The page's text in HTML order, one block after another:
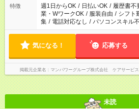
特徴 週1日からOK / 日払いOK / 履歴書不
業・WワークOK / 服装自由 / シフト
集 / 電話対応なし / パソコンスキル
気になる！ 応募する
掲載元企業名 マンパワーグループ株式会社 ケアサービ
未読